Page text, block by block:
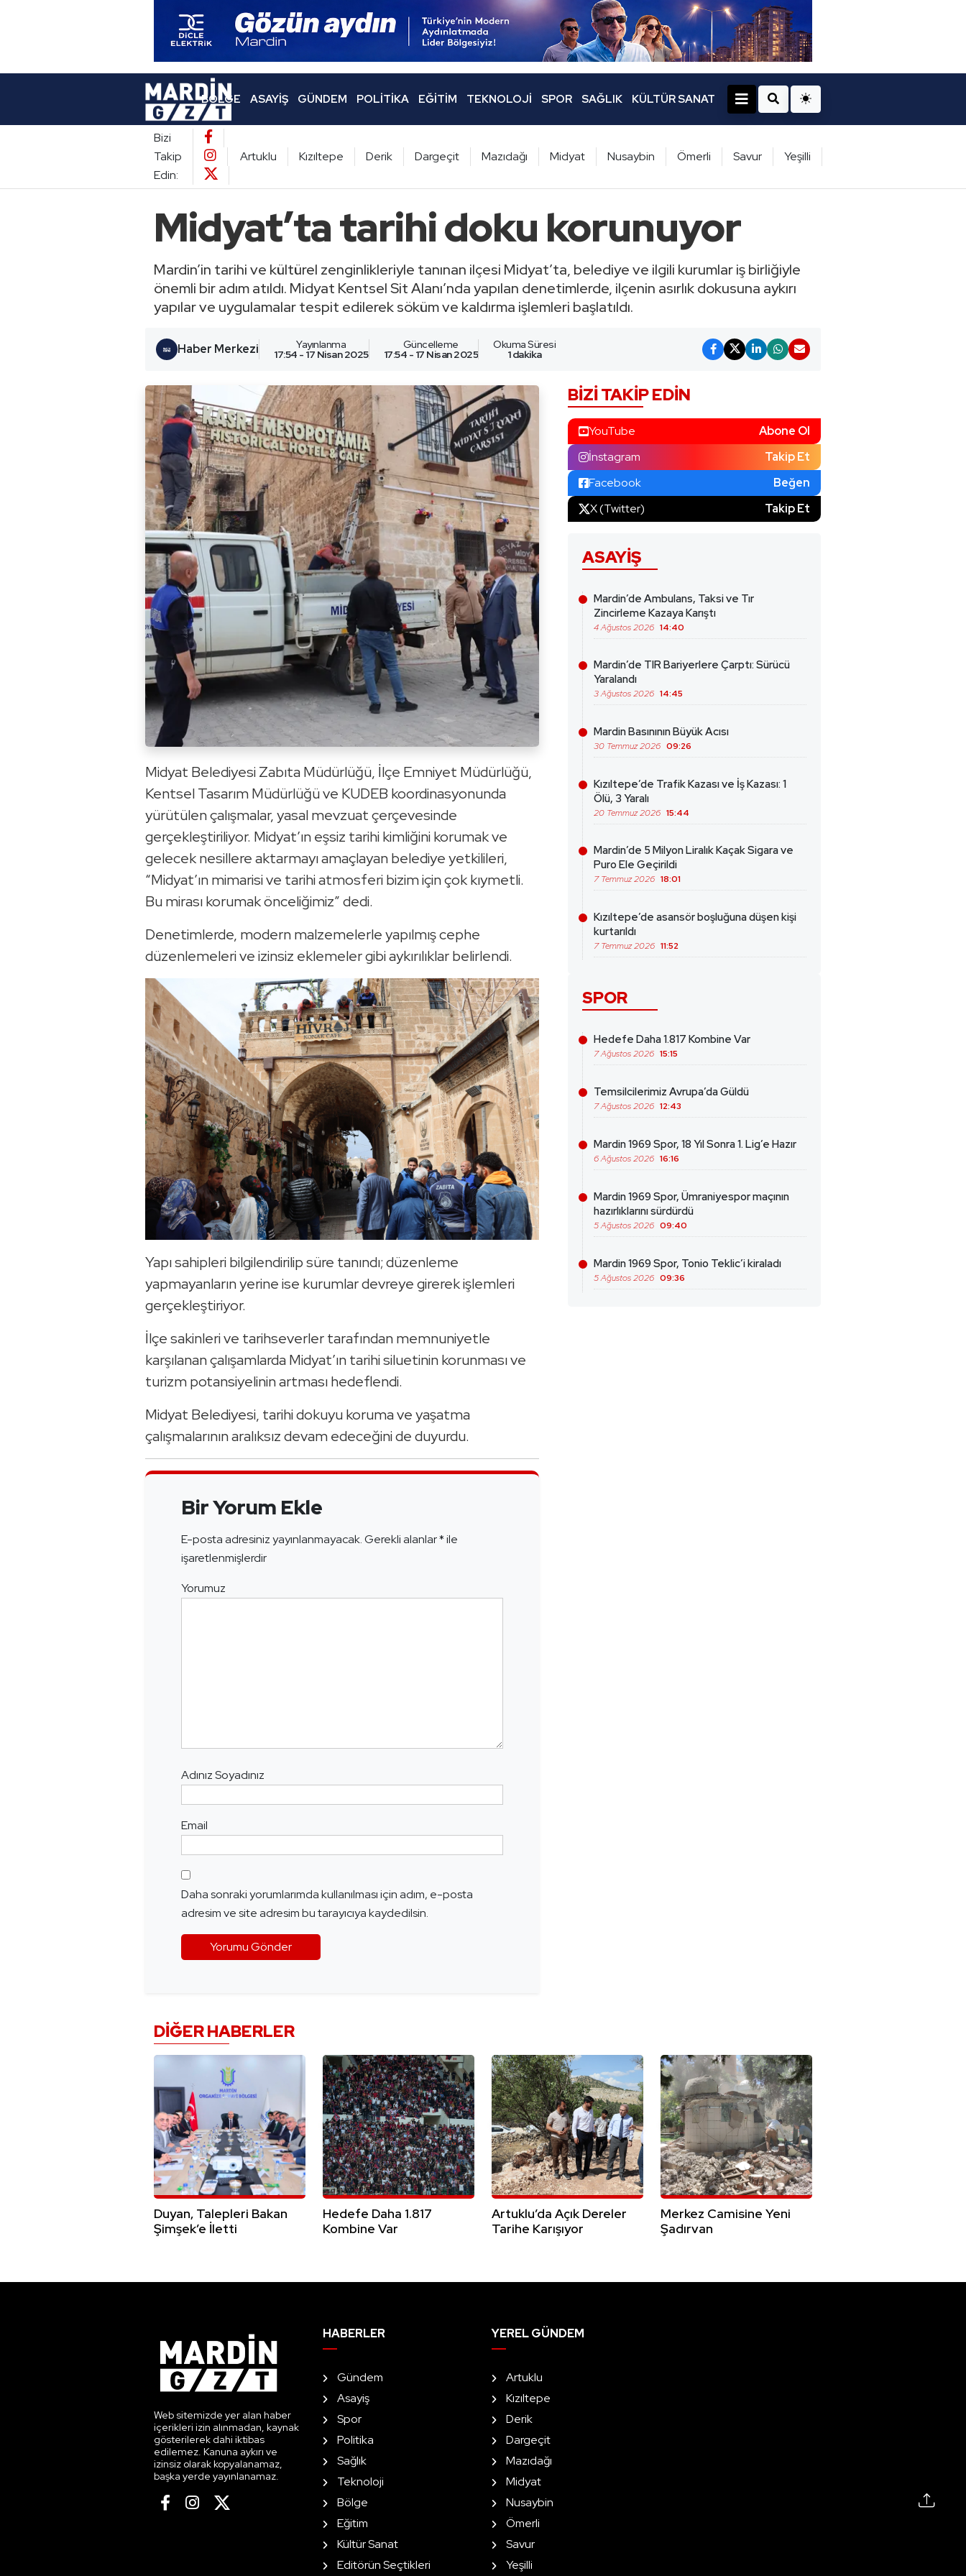
BÖLGE ASAYIŞ GÜNDEM POLITIKA EĞITIM TEKNOLOJI SPOR SAĞLIK KÜLTÜR SANAT
Bizi
Takip
Edin:
Artuklu Kızıltepe Derik Dargeçit Mazıdağı Midyat Nusaybin Ömerli Savur Yeşilli
Midyat’ta tarihi doku korunuyor
Mardin’in tarihi ve kültürel zenginlikleriyle tanınan ilçesi Midyat’ta, belediye ve ilgili kurumlar iş birliğiyle
önemli bir adım atıldı. Midyat Kentsel Sit Alanı’nda yapılan denetimlerde, ilçenin asırlık dokusuna aykırı
yapılar ve uygulamalar tespit edilerek söküm ve kaldırma işlemleri başlatıldı.
Haber Merkezi Yayınlanma
17:54 - 17 Nisan 2025
Güncelleme
17:54 - 17 Nisan 2025
Okuma Süresi
1 dakika
Midyat Belediyesi Zabıta Müdürlüğü, İlçe Emniyet Müdürlüğü,
Kentsel Tasarım Müdürlüğü ve KUDEB koordinasyonunda
yürütülen çalışmalar, yasal mevzuat çerçevesinde
gerçekleştiriliyor. Midyat’ın eşsiz tarihi kimliğini korumak ve
gelecek nesillere aktarmayı amaçlayan belediye yetkilileri,
“Midyat’ın mimarisi ve tarihi atmosferi bizim için çok kıymetli.
Bu mirası korumak önceliğimiz” dedi.
Denetimlerde, modern malzemelerle yapılmış cephe
düzenlemeleri ve izinsiz eklemeler gibi aykırılıklar belirlendi.
Yapı sahipleri bilgilendirilip süre tanındı; düzenleme
yapmayanların yerine ise kurumlar devreye girerek işlemleri
gerçekleştiriyor.
İlçe sakinleri ve tarihseverler tarafından memnuniyetle
karşılanan çalışamlarda Midyat’ın tarihi siluetinin korunması ve
turizm potansiyelinin artması hedeflendi.
Midyat Belediyesi, tarihi dokuyu koruma ve yaşatma
çalışmalarının aralıksız devam edeceğini de duyurdu.
Bir Yorum Ekle
E-posta adresiniz yayınlanmayacak.Gerekli alanlar*ile
işaretlenmişlerdir
Yorumuz
Adınız Soyadınız
Email
Daha sonraki yorumlarımda kullanılması için adım, e-posta
adresim ve site adresim bu tarayıcıya kaydedilsin.
BIZI TAKIP EDIN
YouTube
Abone Ol
İnstagram
Takip Et
Facebook
Beğen
X (Twitter)
Takip Et
ASAYIŞ
Mardin’de Ambulans, Taksi ve Tır
Zincirleme Kazaya Karıştı
4 Ağustos 2026 14:40
Mardin’de TIR Bariyerlere Çarptı: Sürücü
Yaralandı
3 Ağustos 2026 14:45
Mardin Basınının Büyük Acısı
30 Temmuz 2026 09:26
Kızıltepe’de Trafik Kazası ve İş Kazası: 1
Ölü, 3 Yaralı
20 Temmuz 2026 15:44
Mardin’de 5 Milyon Liralık Kaçak Sigara ve
Puro Ele Geçirildi
7 Temmuz 2026 18:01
Kızıltepe’de asansör boşluğuna düşen kişi
kurtarıldı
7 Temmuz 2026 11:52
SPOR
Hedefe Daha 1.817 Kombine Var
7 Ağustos 2026 15:15
Temsilcilerimiz Avrupa’da Güldü
7 Ağustos 2026 12:43
Mardin 1969 Spor, 18 Yıl Sonra 1. Lig’e Hazır
6 Ağustos 2026 16:16
Mardin 1969 Spor, Ümraniyespor maçının
hazırlıklarını sürdürdü
5 Ağustos 2026 09:40
Mardin 1969 Spor, Tonio Teklic’i kiraladı
5 Ağustos 2026 09:36
DIĞER HABERLER
Duyan, Talepleri Bakan
Şimşek’e İletti
Hedefe Daha 1.817
Kombine Var
Artuklu’da Açık Dereler
Tarihe Karışıyor
Merkez Camisine Yeni
Şadırvan
Web sitemizde yer alan haber
içerikleri izin alınmadan, kaynak
gösterilerek dahi iktibas
edilemez. Kanuna aykırı ve
izinsiz olarak kopyalanamaz,
başka yerde yayınlanamaz.
HABERLER
Gündem
Asayiş
Spor
Politika
Sağlık
Teknoloji
Bölge
Eğitim
Kültür Sanat
Editörün Seçtikleri
YEREL GÜNDEM
Artuklu
Kızıltepe
Derik
Dargeçit
Mazıdağı
Midyat
Nusaybin
Ömerli
Savur
Yeşilli